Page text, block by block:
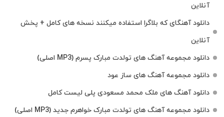
آنلاین
دانلود آهنگای که بلاگرا استفاده میکنند نسخه های کامل + پخش
آنلاین
دانلود مجموعه آهنگ های تولدت مبارک پسرم (MP3 اصلی)
دانلود مجموعه آهنگ های ساز عود
دانلود آهنگ های ملک‌ محمد مسعودی پلی لیست کامل
دانلود مجموعه آهنگ های تولدت مبارک خواهرم جدید (MP3 اصلی)